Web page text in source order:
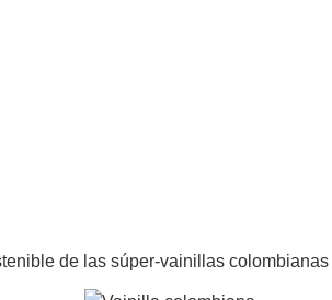
de las súper-vainillas colombianas